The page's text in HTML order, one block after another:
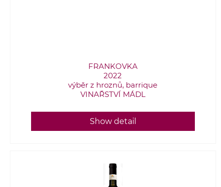
FRANKOVKA
2022
výběr z hroznů, barrique
VINAŘSTVÍ MÁDL
Show detail